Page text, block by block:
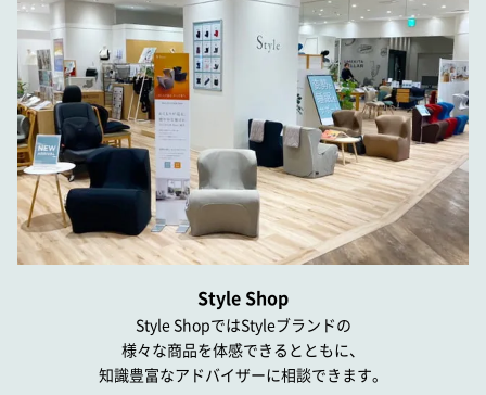
Style Shop
Style ShopではStyleブランドの
様々な商品を体感できるとともに、
知識豊富なアドバイザーに相談できます。